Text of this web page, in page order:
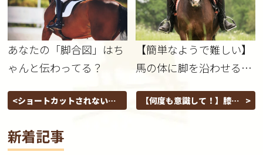
あなたの「脚合図」はち
ゃんと伝わってる？
【簡単なようで難しい】
馬の体に脚を沿わせる方
ショートカットされない隅
【何度も意識して！】膝の
新着記事